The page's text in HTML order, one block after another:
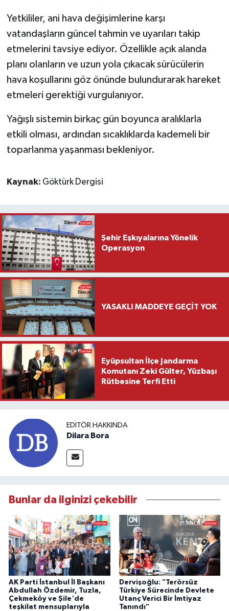
Yetkililer, ani hava değişimlerine karşı
vatandaşların güncel tahmin ve uyarıları takip
etmelerini tavsiye ediyor. Özellikle açık alanda
planı olanların ve uzun yola çıkacak sürücülerin
hava koşullarını göz önünde bulundurarak hareket
etmeleri gerektiği vurgulanıyor.
Yağışlı sistemin birkaç gün boyunca aralıklarla
etkili olması, ardından sıcaklıklarda kademeli bir
toparlanma yaşanması bekleniyor.
Kaynak: Göktürk Dergisi
Şehir Eşkıyalarına Yönelik
Operasyon
YASAKLI MADDEYE GEÇİT YOK
Eyüpsultan İlçe Jandarma
Komutanı Zeki Gülter, Yüzbaşı
Rütbesine Terfi Etti
EDITÖR HAKKINDA
Dilara Bora
Bunlar da ilginizi çekebilir
AK Parti İstanbul İl Başkanı
Abdullah Özdemir, Tuzla,
Çekmeköy ve Şile'de
teşkilat mensuplarıyla
Dervişoğlu: "Terörsüz
Türkiye Sürecinde Devlete
Utanç Verici Bir İmtiyaz
Tanındı"